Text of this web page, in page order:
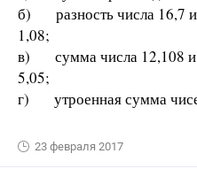
б) разность числа 16,7 и
1,08;
в) сумма числа 12,108 и
5,05;
г) утроенная сумма
23 февраля 2017